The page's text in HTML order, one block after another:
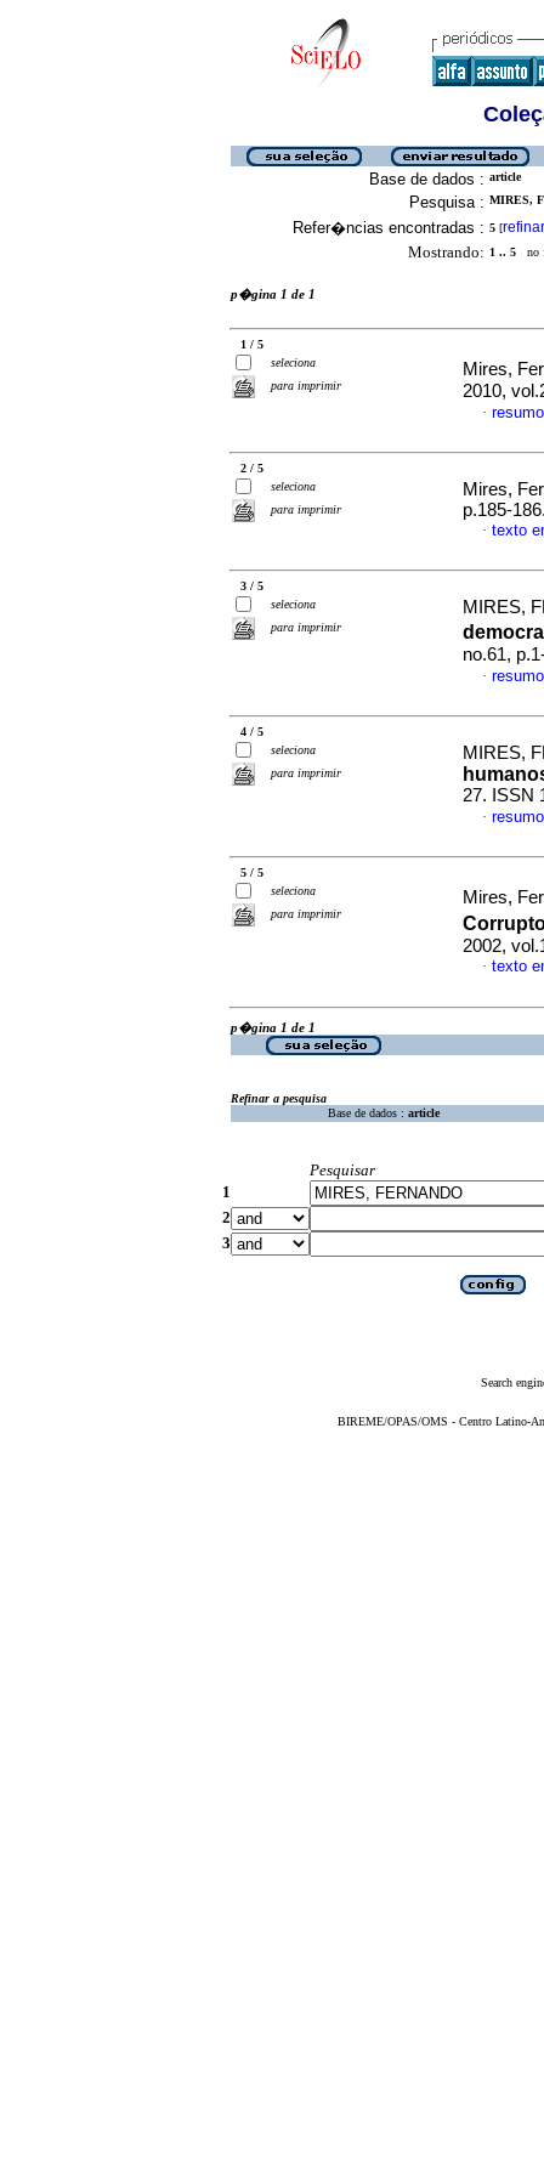
Base de dados : article
Pesquisa : MIRES,
Refer�ncias encontradas : 5 [refinar
Mostrando: 1 .. 5 no
p�gina 1 de 1
1 / 5
seleciona
para imprimir
Mires,
2010,
·
2 / 5
seleciona
para imprimir
Mires,
p.185-
· texto
3 / 5
seleciona
para imprimir
MIRES,
no.61,
·
4 / 5
seleciona
para imprimir
MIRES,
27. ISSN
·
5 / 5
seleciona
para imprimir
Mires,
2002,
· texto
p�gina 1 de 1
Refinar a pesquisa
Base de dados : article
Pesquisar
1
2
3
Search
BIREME/OPAS/OMS - Centro Latino-